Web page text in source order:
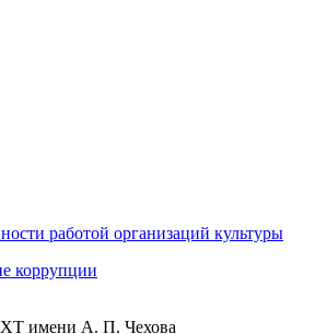
работой организаций культуры
коррупции
имени А. П. Чехова